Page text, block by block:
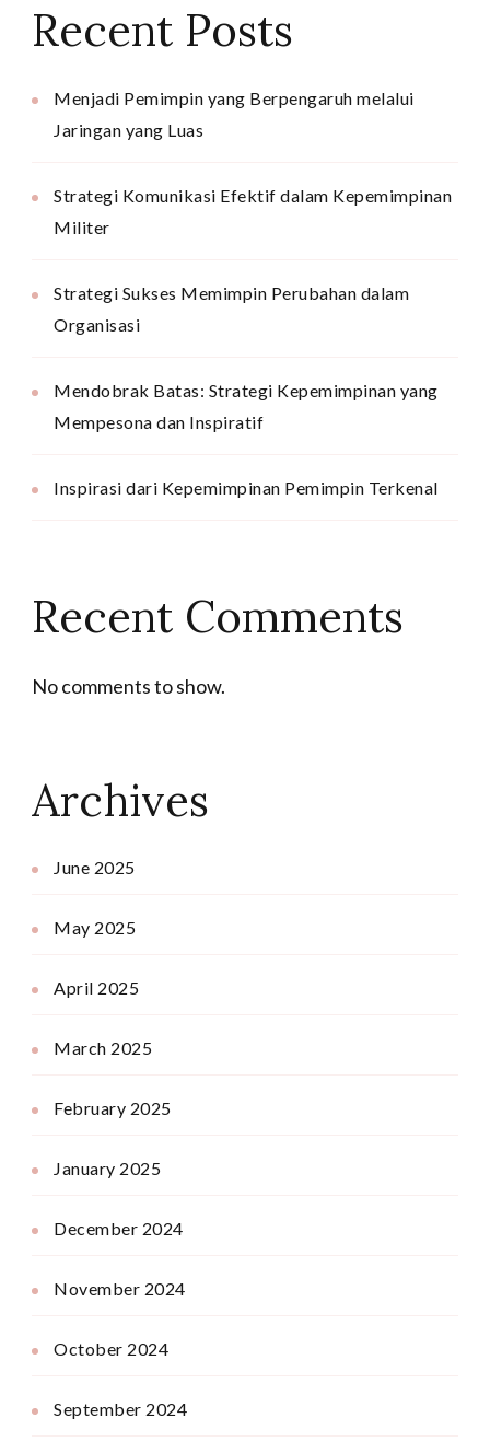
Recent Posts
Menjadi Pemimpin yang Berpengaruh melalui
Jaringan yang Luas
Strategi Komunikasi Efektif dalam Kepemimpinan
Militer
Strategi Sukses Memimpin Perubahan dalam
Organisasi
Mendobrak Batas: Strategi Kepemimpinan yang
Mempesona dan Inspiratif
Inspirasi dari Kepemimpinan Pemimpin Terkenal
Recent Comments
No comments to show.
Archives
June 2025
May 2025
April 2025
March 2025
February 2025
January 2025
December 2024
November 2024
October 2024
September 2024